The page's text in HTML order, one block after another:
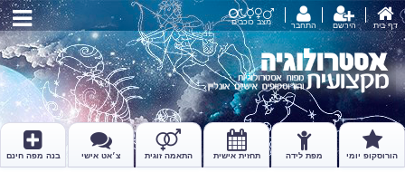
דף בית הירשם התחבר מצב כוכבים
הורוסקופ יומי מפת לידה תחזית אישית התאמה זוגית צ׳אט אישי בנה מפה חינם